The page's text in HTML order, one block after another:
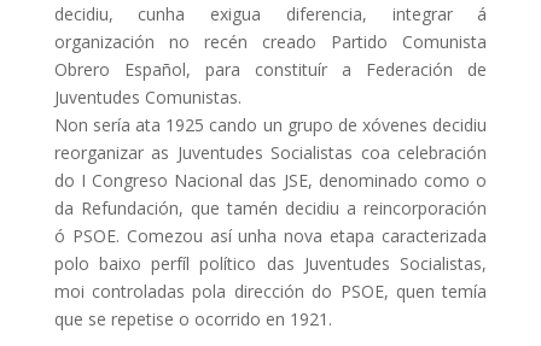
decidiu, cunha exigua diferencia, integrar á
organización no recén creado Partido Comunista
Obrero Español, para constituír a Federación de
Juventudes Comunistas.
Non sería ata 1925 cando un grupo de xóvenes decidiu
reorganizar as Juventudes Socialistas coa celebración
do I Congreso Nacional das JSE, denominado como o
da Refundación, que tamén decidiu a reincorporación
ó PSOE. Comezou así unha nova etapa caracterizada
polo baixo perfíl político das Juventudes Socialistas,
moi controladas pola dirección do PSOE, quen temía
que se repetise o ocorrido en 1921.